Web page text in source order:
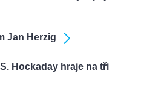
Jan Herzig
Hockaday hraje na tři